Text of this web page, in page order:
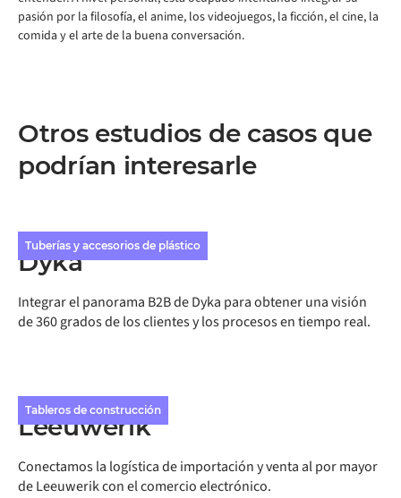
pasión por la filosofía, el anime, los videojuegos, la ficción, el cine, la
comida y el arte de la buena conversación.
Otros estudios de casos que
podrían interesarle
Tuberías y accesorios de plástico
Dyka
Integrar el panorama B2B de Dyka para obtener una visión
de 360 grados de los clientes y los procesos en tiempo real.
Tableros de construcción
Leeuwerik
Conectamos la logística de importación y venta al por mayor
de Leeuwerik con el comercio electrónico.